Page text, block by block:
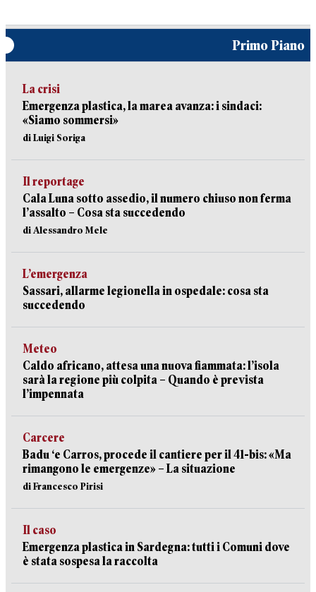
Primo Piano
La crisi
Emergenza plastica, la marea avanza: i sindaci:
«Siamo sommersi»
di Luigi Soriga
Il reportage
Cala Luna sotto assedio, il numero chiuso non ferma
l’assalto – Cosa sta succedendo
di Alessandro Mele
L’emergenza
Sassari, allarme legionella in ospedale: cosa sta
succedendo
Meteo
Caldo africano, attesa una nuova fiammata: l’isola
sarà la regione più colpita – Quando è prevista
l’impennata
Carcere
Badu ‘e Carros, procede il cantiere per il 41-bis: «Ma
rimangono le emergenze» – La situazione
di Francesco Pirisi
Il caso
Emergenza plastica in Sardegna: tutti i Comuni dove
è stata sospesa la raccolta